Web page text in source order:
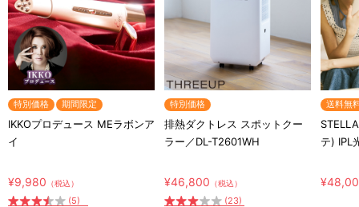
特別価格 期間限定
IKKOプロデュース MEラボンア
イ
¥9,980 （税込）
(5)
特別価格
排熱ダクトレス スポットクー
ラー／DL-T2601WH
¥46,800 （税込）
(23)
送料無
テ) IPL